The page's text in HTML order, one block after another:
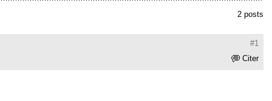
2 posts
#1
Citer